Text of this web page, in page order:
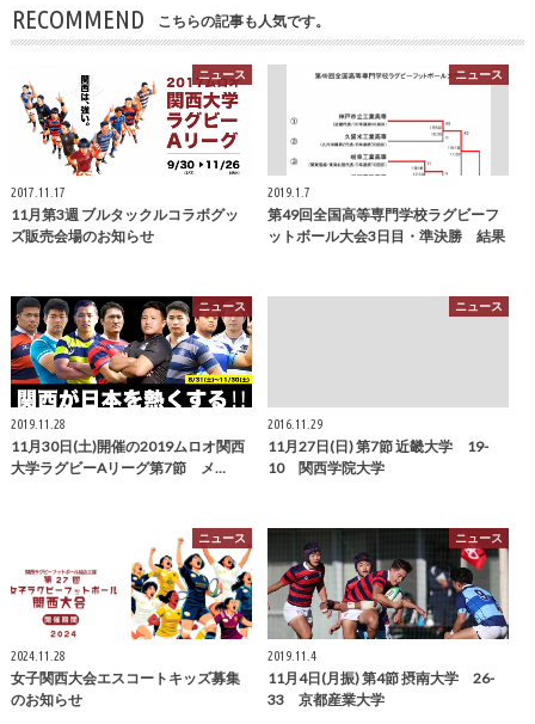
RECOMMEND こちらの記事も人気です。
ニュース
2017.11.17
11月第3週 ブルタックルコラボグッ
ズ販売会場のお知らせ
ニュース
2019.1.7
第49回全国高等専門学校ラグビーフ
ットボール大会3日目・準決勝 結果
ニュース
2019.11.28
11月30日(土)開催の2019ムロオ関西
大学ラグビーAリーグ第7節 メ…
ニュース
2016.11.29
11月27日(日) 第7節 近畿大学 19-
10 関西学院大学
ニュース
2024.11.28
女子関西大会エスコートキッズ募集
のお知らせ
ニュース
2019.11.4
11月4日(月振) 第4節 摂南大学 26-
33 京都産業大学